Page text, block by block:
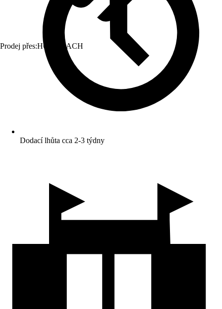
Prodej přes:HORNBACH
Dodací lhůta cca 2-3 týdny